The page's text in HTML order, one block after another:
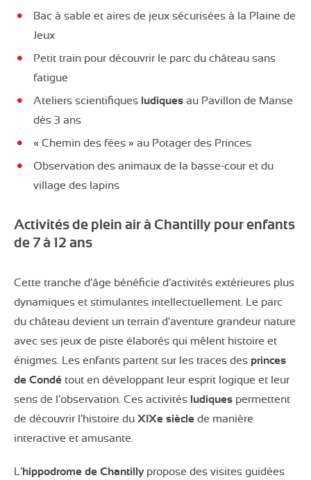
Bac à sable et aires de jeux sécurisées à la Plaine de
Jeux
Petit train pour découvrir le parc du château sans
fatigue
Ateliers scientifiques ludiques au Pavillon de Manse
dès 3 ans
« Chemin des fées » au Potager des Princes
Observation des animaux de la basse-cour et du
village des lapins
Activités de plein air à Chantilly pour enfants
de 7 à 12 ans
Cette tranche d’âge bénéficie d’activités extérieures plus
dynamiques et stimulantes intellectuellement. Le parc
du château devient un terrain d’aventure grandeur nature
avec ses jeux de piste élaborés qui mêlent histoire et
énigmes. Les enfants partent sur les traces des princes
de Condé tout en développant leur esprit logique et leur
sens de l’observation. Ces activités ludiques permettent
de découvrir l’histoire du XIXe siècle de manière
interactive et amusante.
L’hippodrome de Chantillypropose des visites guidées